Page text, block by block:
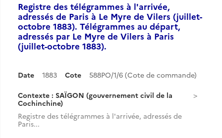
Registre des télégrammes à l'arrivée,
adressés de Paris à Le Myre de Vilers (juillet-
octobre 1883). Télégrammes au départ,
adressés par Le Myre de Vilers à Paris
(juillet-octobre 1883).
Date 1883 Cote 588PO/1/6 (Cote de commande)
Contexte : SAÏGON (gouvernement civil de la
Cochinchine)
Registre des télégrammes à l'arrivée, adressés de
Paris...